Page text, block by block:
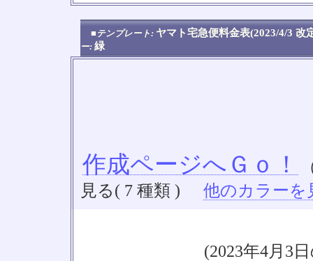
■テンプレート: ヤマト宅急便料金表(2023/4/3
ー: 緑
作成ページへＧｏ！
見る( 7 種類 )
他のカラーを
(2023年4月3